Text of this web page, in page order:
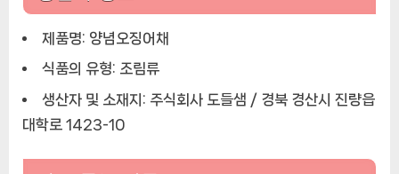
제품명: 양념오징어채
식품의 유형: 조림류
생산자 및 소재지: 주식회사 도들샘 / 경북 경산시 진량읍
대학로 1423-10